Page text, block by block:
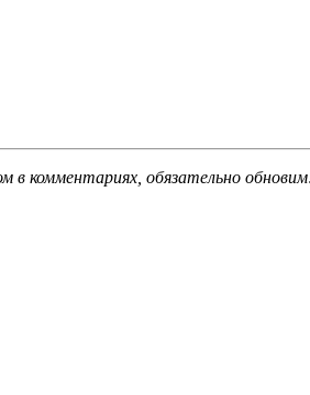
в комментариях, обязательно